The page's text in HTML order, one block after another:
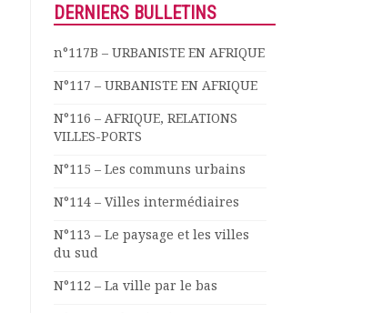
DERNIERS BULLETINS
n°117B – URBANISTE EN AFRIQUE
N°117 – URBANISTE EN AFRIQUE
N°116 – AFRIQUE, RELATIONS
VILLES-PORTS
N°115 – Les communs urbains
N°114 – Villes intermédiaires
N°113 – Le paysage et les villes
du sud
N°112 – La ville par le bas